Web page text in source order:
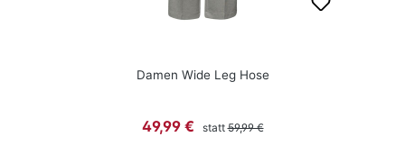
Damen Wide Leg Hose
Verkaufspreis:
49,99 € stattRegulärer Preis:
59,99 €